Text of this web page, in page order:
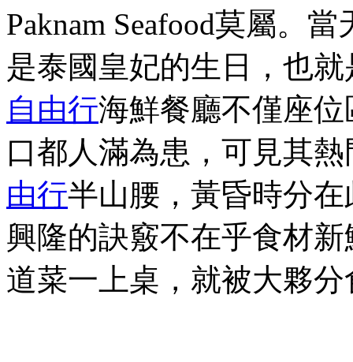
Paknam Seafood莫屬。當
是泰國皇妃的生日，也
自由行海鮮餐廳不僅座
口都人滿為患，可見其
由行半山腰，黃昏時分
興隆的訣竅不在乎食材
道菜一上桌，就被大夥